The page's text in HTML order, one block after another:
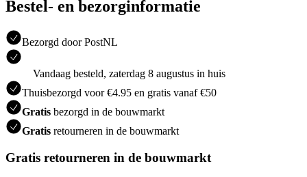
Bestel- en bezorginformatie
Bezorgd door PostNL
Vandaag besteld, zaterdag 8 augustus in huis
Thuisbezorgd voor €4.95 en gratis vanaf €50
Gratis bezorgd in de bouwmarkt
Gratis retourneren in de bouwmarkt
Gratis retourneren in de bouwmarkt